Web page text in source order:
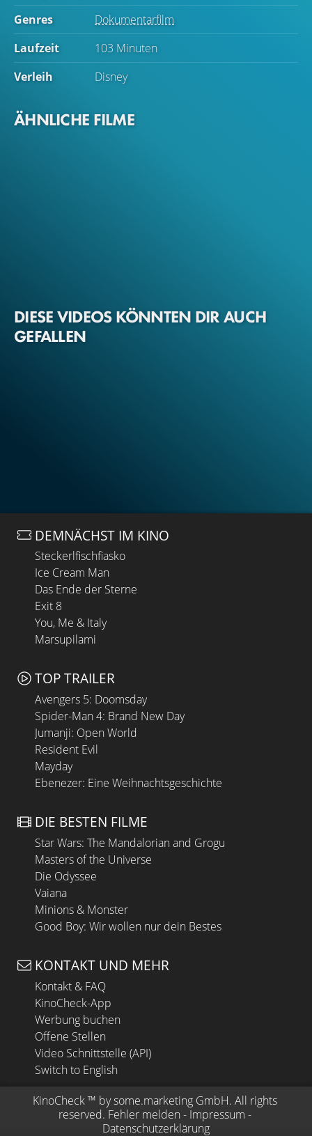
Genres
Dokumentarfilm
Laufzeit
103 Minuten
Verleih
Disney
ÄHNLICHE FILME
DIESE VIDEOS KÖNNTEN DIR AUCH
GEFALLEN
DEMNÄCHST IM KINO
Steckerlfischfiasko
Ice Cream Man
Das Ende der Sterne
Exit 8
You, Me & Italy
Marsupilami
TOP TRAILER
Avengers 5: Doomsday
Spider-Man 4: Brand New Day
Jumanji: Open World
Resident Evil
Mayday
Ebenezer: Eine Weihnachtsgeschichte
DIE BESTEN FILME
Star Wars: The Mandalorian and Grogu
Masters of the Universe
Die Odyssee
Vaiana
Minions & Monster
Good Boy: Wir wollen nur dein Bestes
KONTAKT UND MEHR
Kontakt & FAQ
KinoCheck-App
Werbung buchen
Offene Stellen
Video Schnittstelle (API)
Switch to English
KinoCheck ™ by some.marketing GmbH. All rights
reserved. Fehler melden - Impressum -
Datenschutzerklärung